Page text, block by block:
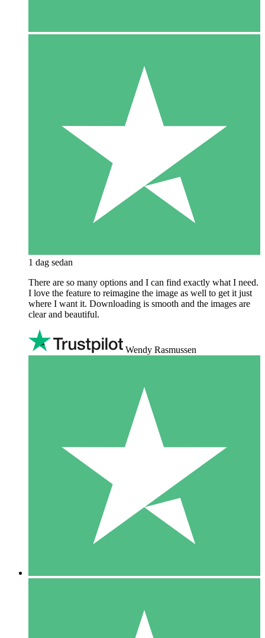
1 dag sedan
There are so many options and I can find exactly what I need.
I love the feature to reimagine the image as well to get it just
where I want it. Downloading is smooth and the images are
clear and beautiful.
Wendy Rasmussen